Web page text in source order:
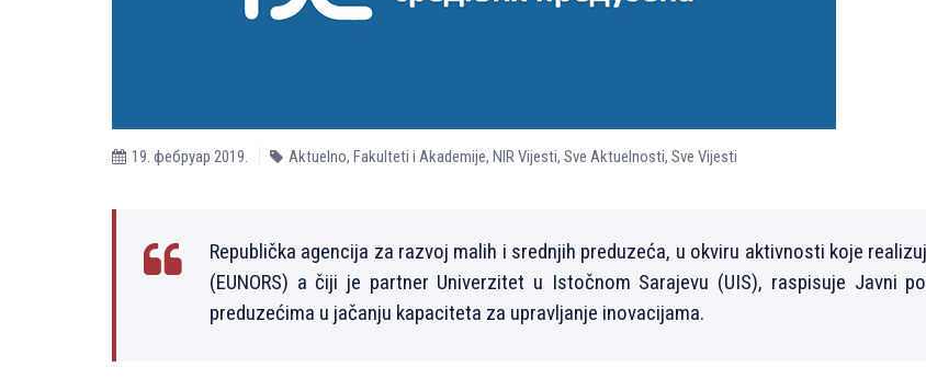
19. фебруар 2019. Aktuelno, Fakulteti i Akademije, NIR Vijesti, Sve Aktuelnosti, Sve Vijesti
Republička agencija za razvoj malih i srednjih preduzeća, u okviru aktivnosti koje
(EUNORS) a čiji je partner Univerzitet u Istočnom Sarajevu (UIS), raspisuje Javni
preduzećima u jačanju kapaciteta za upravljanje inovacijama.